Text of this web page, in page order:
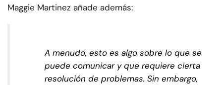
Maggie Martinez añade además:
A menudo, esto es algo sobre lo que se
puede comunicar y que requiere cierta
resolución de problemas. Sin embargo,